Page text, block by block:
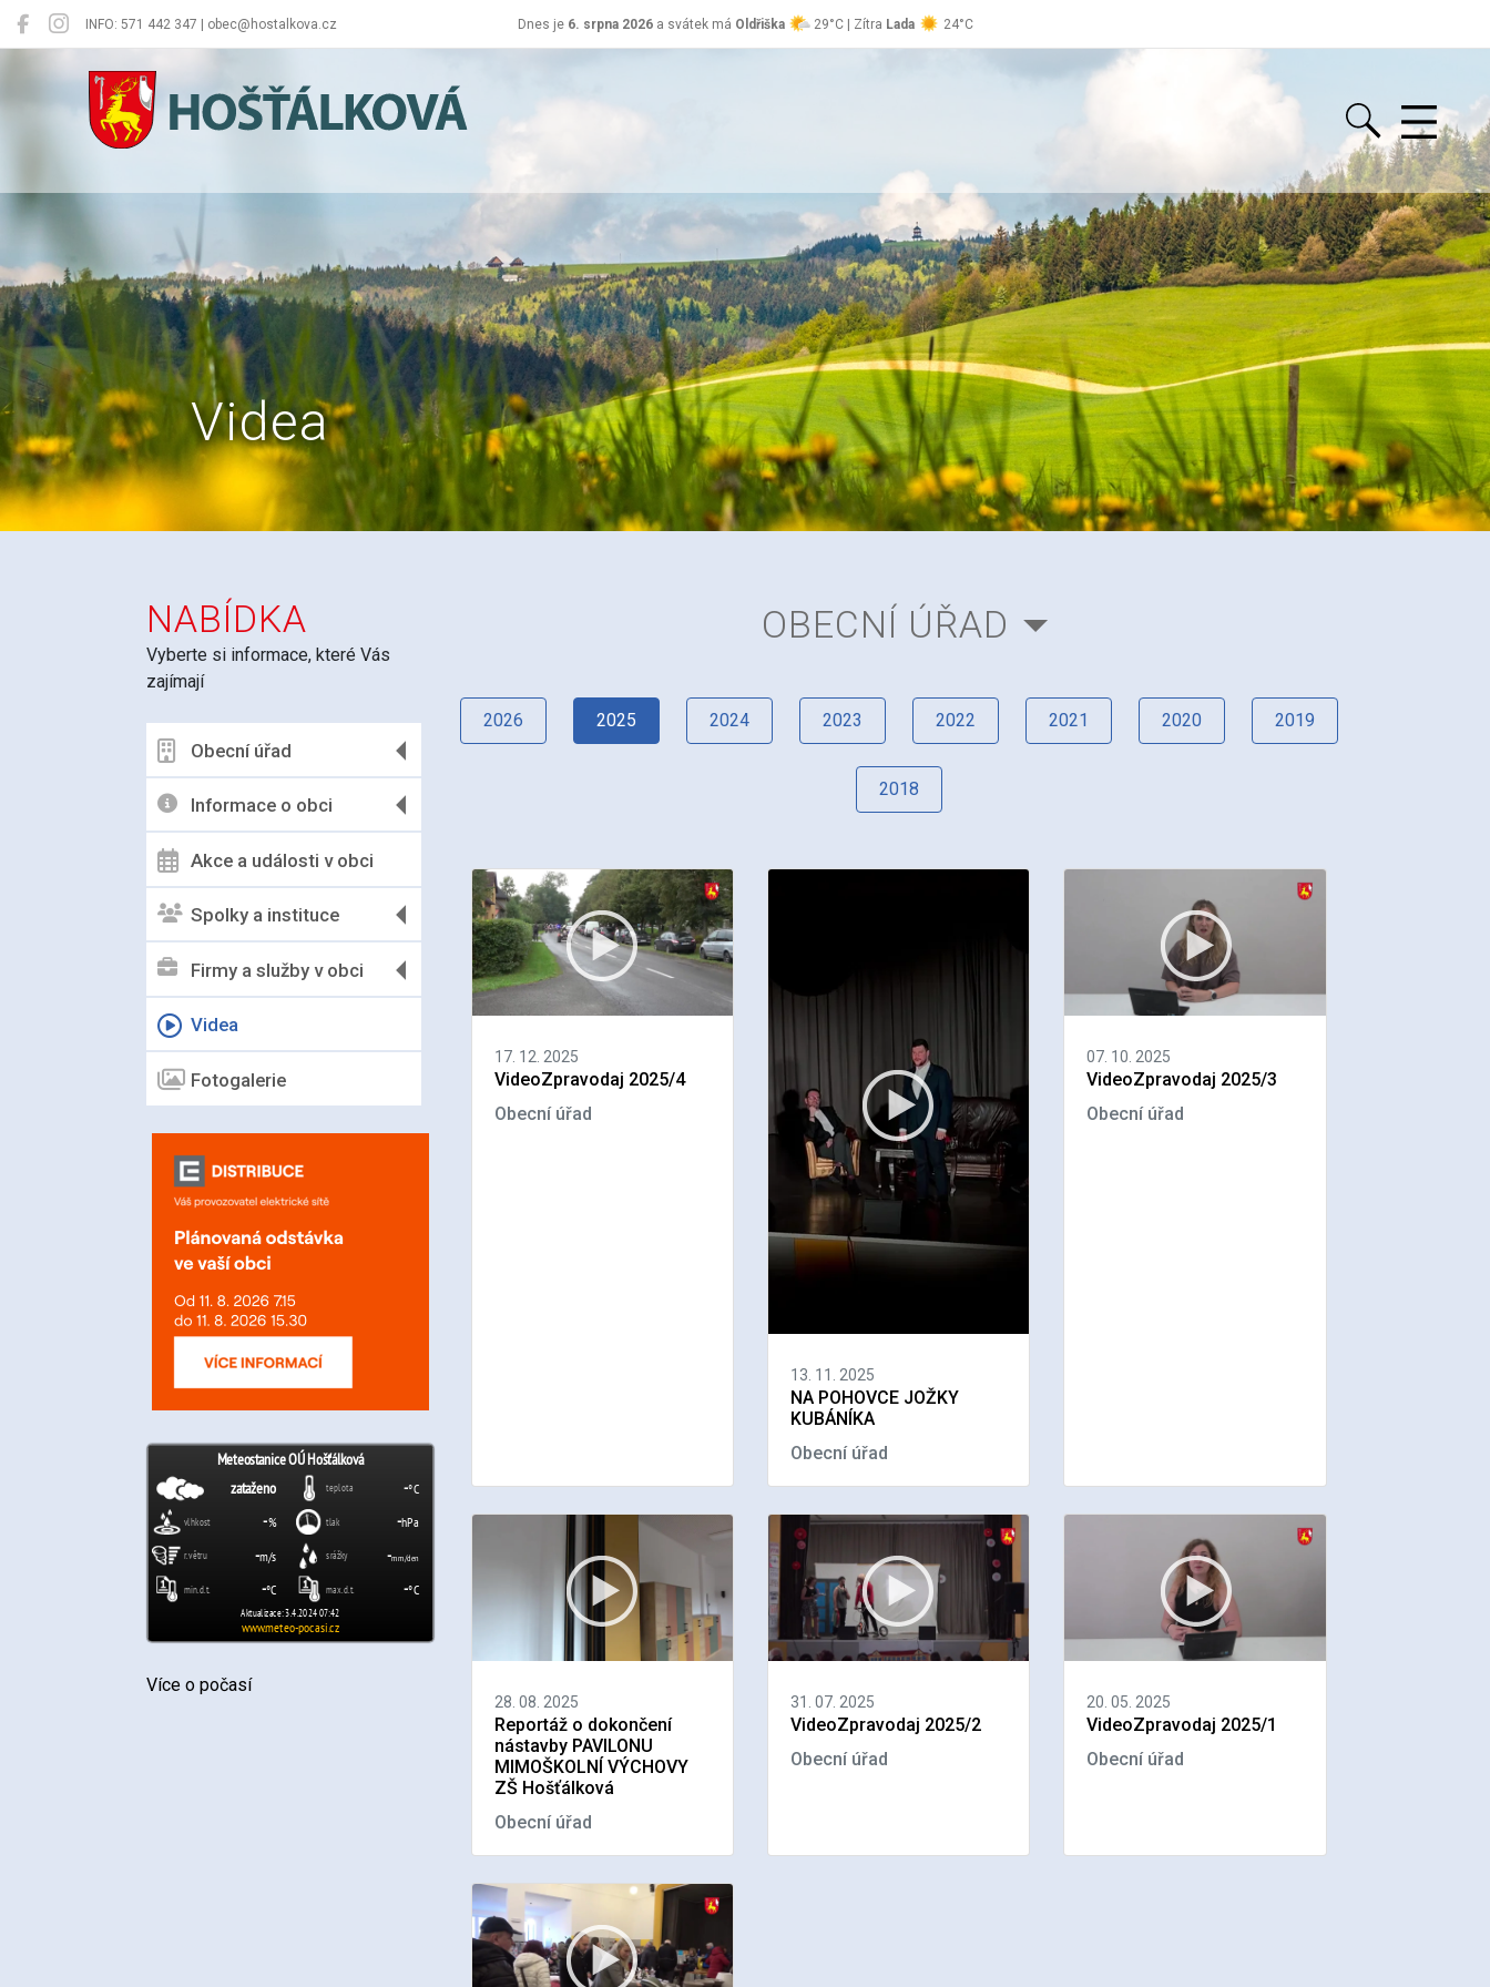
INFO: 571 442 347 | obec@hostalkova.cz Dnes je 6. srpna 2026a svátek má Oldřiška 29°C | Zítra Lada 24°C
Hošťálková
Videa
NABÍDKA
Vyberte si informace, které Vás
zajímají
Obecní úřad
Informace o obci
Akce a události v obci
Spolky a instituce
Firmy a služby v obci
Videa
Fotogalerie
Více o počasí
OBECNÍ ÚŘAD
2026 2025 2024 2023 2022 2021 2020 2019
2018
17. 12. 2025
VideoZpravodaj 2025/4
Obecní úřad
13. 11. 2025
NA POHOVCE JOŽKY
KUBÁNÍKA
Obecní úřad
07. 10. 2025
VideoZpravodaj 2025/3
Obecní úřad
28. 08. 2025
Reportáž o dokončení
nástavby PAVILONU
MIMOŠKOLNÍ VÝCHOVY
ZŠ Hošťálková
Obecní úřad
31. 07. 2025
VideoZpravodaj 2025/2
Obecní úřad
20. 05. 2025
VideoZpravodaj 2025/1
Obecní úřad